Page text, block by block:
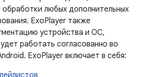
обработки любых дополнительных
ExoPlayer также
устройства и ОС,
работать согласованно во
ExoPlayer включает в себя: